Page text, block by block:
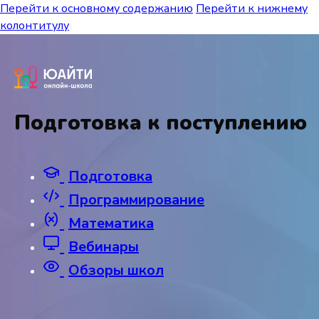
Перейти к основному содержанию Перейти к нижнему
колонтитулу
Подготовка к поступлению
Подготовка
Программирование
Математика
Вебинары
Обзоры школ